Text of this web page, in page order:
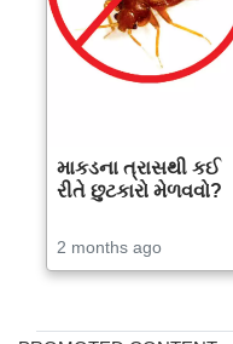
માકડના ત્રાસથી કઈ
રીતે છુટકારો મેળવવો?
2 months ago